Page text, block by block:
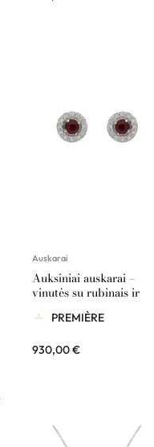
Auskarai
Auksiniai auskarai –
vinutės su rubinais ir
PREMIÈRE
930,00€